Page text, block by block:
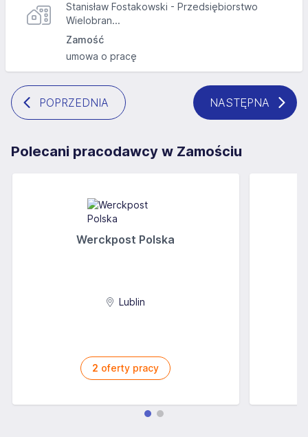
Stanisław Fostakowski - Przedsiębiorstwo
Wielobran...
Zamość
umowa o pracę
POPRZEDNIA NASTĘPNA
Polecani pracodawcy w Zamościu
Werckpost Polska
Lublin
2 oferty pracy